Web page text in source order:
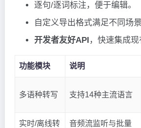
逐句/逐词标注，便于编辑。
自定义导出格式满足不同场景
开发者友好API ，快速集成现
功能模块 说明
多语种转写 支持14种主流语言
实时/离线转
音频流监听与批量